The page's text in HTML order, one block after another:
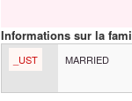
Informations sur la
_UST MARRIED